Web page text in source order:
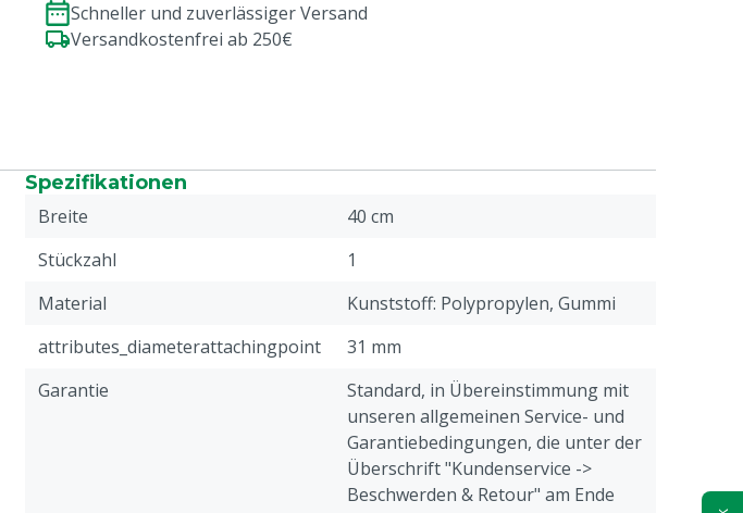
Schneller und zuverlässiger Versand
Versandkostenfrei ab 250€
Spezifikationen
Breite
40 cm
Stückzahl
1
Material
Kunststoff: Polypropylen, Gummi
attributes_diameterattachingpoint
31 mm
Garantie
Standard, in Übereinstimmung mit
unseren allgemeinen Service- und
Garantiebedingungen, die unter der
Überschrift "Kundenservice ->
Beschwerden & Retour" am Ende